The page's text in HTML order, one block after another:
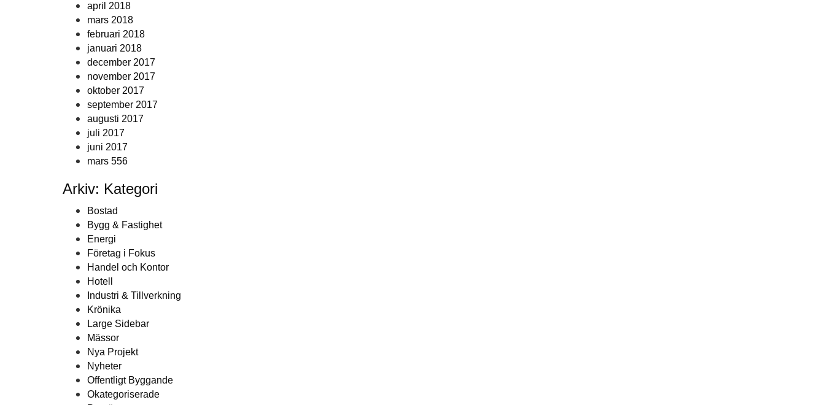
april 2018
mars 2018
februari 2018
januari 2018
december 2017
november 2017
oktober 2017
september 2017
augusti 2017
juli 2017
juni 2017
mars 556
Arkiv: Kategori
Bostad
Bygg & Fastighet
Energi
Företag i Fokus
Handel och Kontor
Hotell
Industri & Tillverkning
Krönika
Large Sidebar
Mässor
Nya Projekt
Nyheter
Offentligt Byggande
Okategoriserade